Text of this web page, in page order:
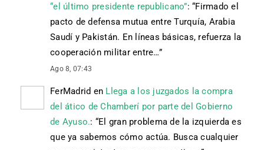
“el último presidente republicano”: “Firmado el
pacto de defensa mutua entre Turquía, Arabia
Saudí y Pakistán. En líneas básicas, refuerza la
cooperación militar entre…”
Ago 8, 07:43
FerMadrid en Llega a los juzgados la compra
del ático de Chamberí por parte del Gobierno
de Ayuso.: “El gran problema de la izquierda es
que ya sabemos cómo actúa. Busca cualquier